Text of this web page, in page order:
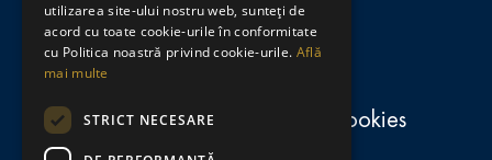
consumă-responsabil.ro
Politica de confidențialitate și cookies
utilizarea site-ului nostru web, sunteți de
acord cu toate cookie-urile în conformitate
cu Politica noastră privind cookie-urile. Află
mai multe
STRICT NECESARE